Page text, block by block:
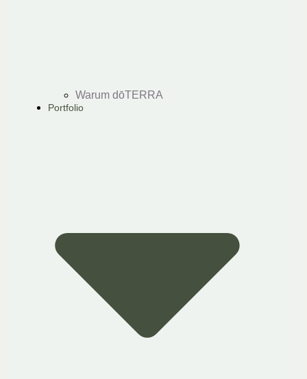
Warum dōTERRA
Portfolio